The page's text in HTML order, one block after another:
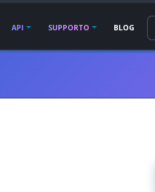
API SUPPORTO BLOG